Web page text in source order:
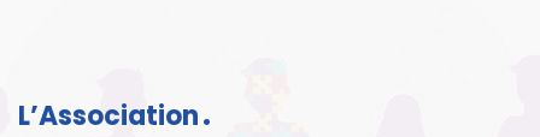
L’Association